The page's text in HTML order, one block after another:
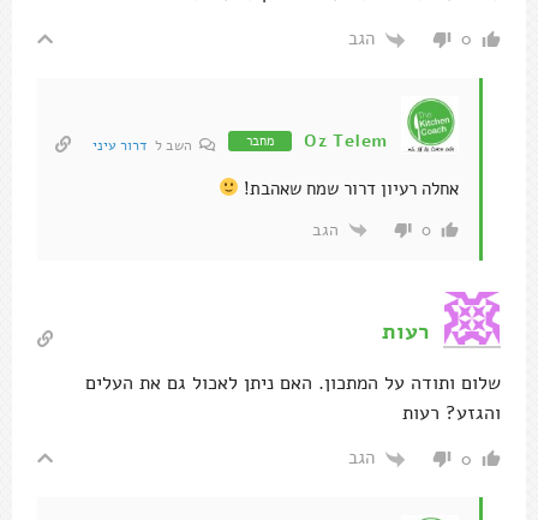
0 הגב
Oz Telem מחבר השב ל דרור עיני
אחלה רעיון דרור שמח שאהבת!
0 הגב
רעות
שלום ותודה על המתכון. האם ניתן לאכול גם את העלים
והגזע? רעות
0 הגב